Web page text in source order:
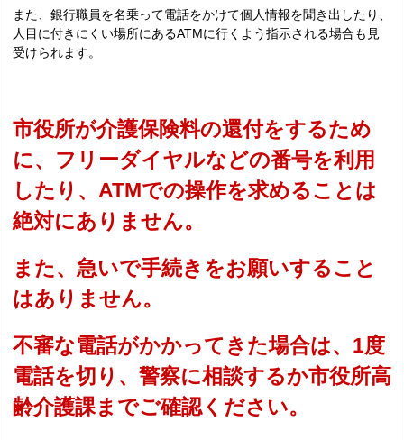
また、銀行職員を名乗って電話をかけて個人情報を聞き出したり、
人目に付きにくい場所にあるATMに行くよう指示される場合も見
受けられます。
市役所が介護保険料の還付をするため
に、フリーダイヤルなどの番号を利用
したり、ATMでの操作を求めることは
絶対にありません。
また、急いで手続きをお願いすること
はありません。
不審な電話がかかってきた場合は、1度
電話を切り、警察に相談するか市役所高
齢介護課までご確認ください。